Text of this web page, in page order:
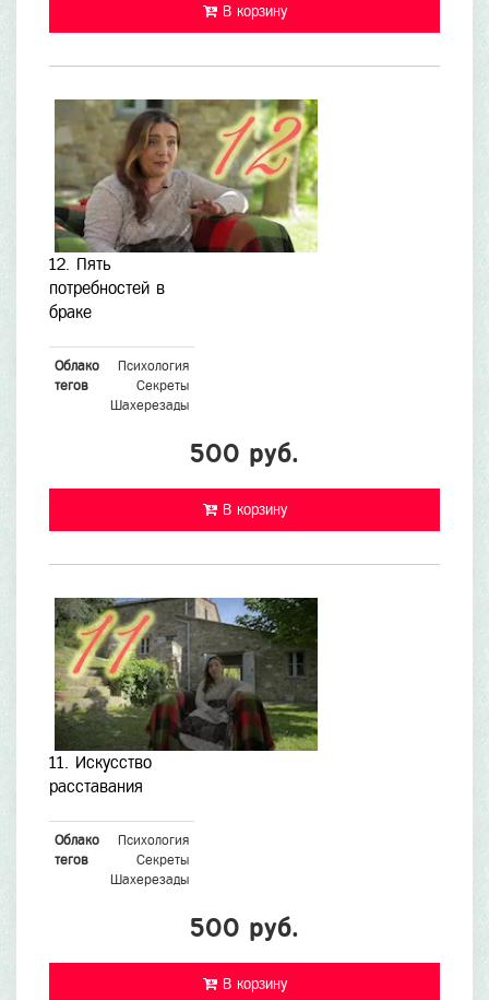
В корзину
12. Пять
потребностей в
браке
Облако
тегов
Психология
Секреты
Шахерезады
500 руб.
В корзину
11. Искусство
расставания
Облако
тегов
Психология
Секреты
Шахерезады
500 руб.
В корзину